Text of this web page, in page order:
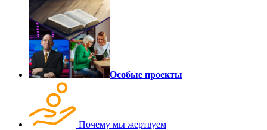
Особые проекты
Почему мы жертвуем